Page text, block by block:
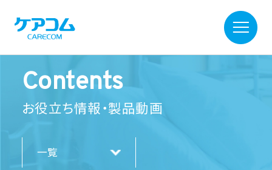
Contents
お役立ち情報・製品動画
一覧